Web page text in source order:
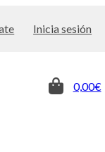
Inicia sesión
0,00€